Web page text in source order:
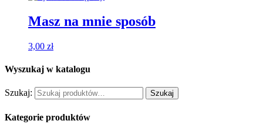
Masz na mnie sposób
3,00 zł
Wyszukaj w katalogu
Szukaj: Szukaj
Kategorie produktów